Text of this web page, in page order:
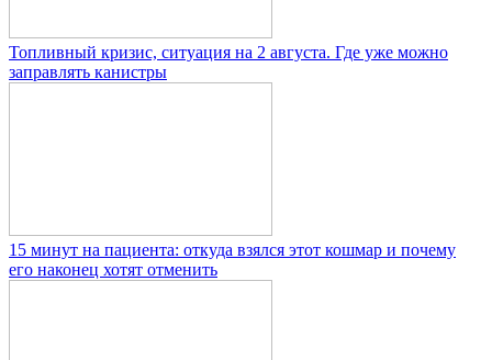
Топливный кризис, ситуация на 2 августа. Где уже можно
заправлять канистры
15 минут на пациента: откуда взялся этот кошмар и почему
его наконец хотят отменить